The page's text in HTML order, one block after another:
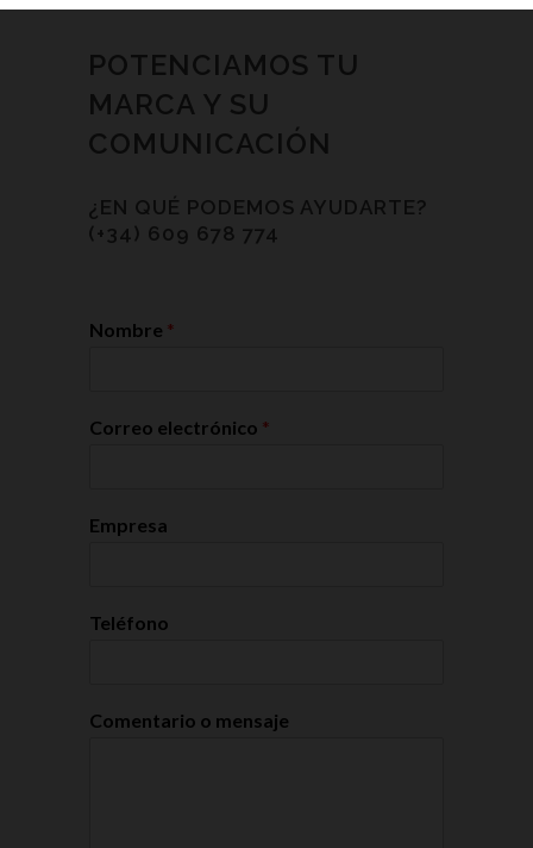
POTENCIAMOS TU
MARCA Y SU
COMUNICACIÓN
¿EN QUÉ PODEMOS AYUDARTE?
(+34) 609 678 774
Nombre *
Correo electrónico *
Empresa
Teléfono
Comentario o mensaje